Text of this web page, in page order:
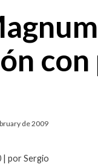
con
de 2009
| por Sergio